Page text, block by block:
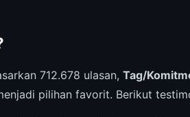
712.678 ulasan, Tag/
pilihan favorit. Berikut